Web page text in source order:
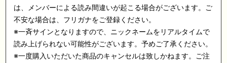
は、メンバーによる読み間違いが起こる場合がございます。ご
不安な場合は、フリガナをご登録ください。
※一斉サインとなりますので、ニックネームをリアルタイムで
読み上げられない可能性がございます。予めご了承ください。
※一度購入いただいた商品のキャンセルは致しかねます。ご注